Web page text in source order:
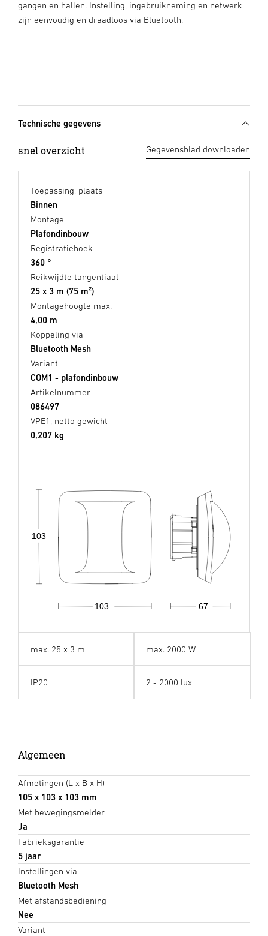
gangen en hallen. Instelling, ingebruikneming en netwerk
zijn eenvoudig en draadloos via Bluetooth.
Technische gegevens
snel overzicht Gegevensblad downloaden
Toepassing, plaats
Binnen
Montage
Plafondinbouw
Registratiehoek
360 °
Reikwijdte tangentiaal
25 x 3 m (75 m²)
Montagehoogte max.
4,00 m
Koppeling via
Bluetooth Mesh
Variant
COM1 - plafondinbouw
Artikelnummer
086497
VPE1, netto gewicht
0,207 kg
103
103
67
max. 25 x 3 m max. 2000 W
IP20 2 - 2000 lux
Algemeen
Afmetingen (L x B x H)
105 x 103 x 103 mm
Met bewegingsmelder
Ja
Fabrieksgarantie
5 jaar
Instellingen via
Bluetooth Mesh
Met afstandsbediening
Nee
Variant